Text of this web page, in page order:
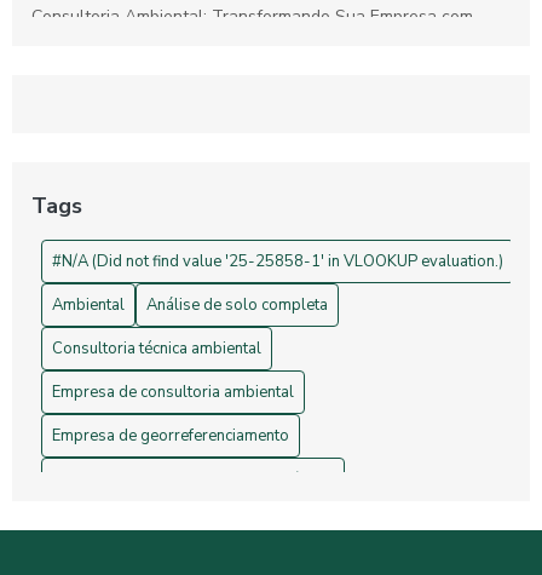
Consultoria Ambiental: Transformando Sua Empresa com
Construção Civil
Drones na Topografia: Revolucionando Medições e Mapas
Tags
#N/A (Did not find value '25-25858-1' in VLOOKUP evaluation.)
Ambiental
Análise de solo completa
Consultoria técnica ambiental
Empresa de consultoria ambiental
Empresa de georreferenciamento
Empresa de gerenciamento de resíduos